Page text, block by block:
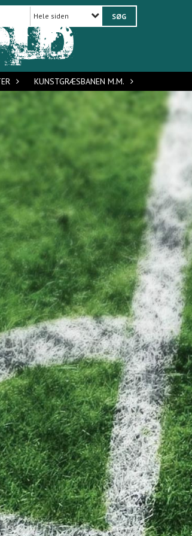
Hele siden
KUNSTGRÆSBANEN M.M.
i Skjern